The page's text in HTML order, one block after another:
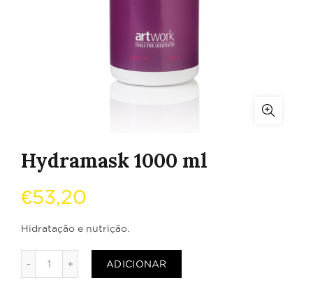
Hydramask 1000 ml
€53,20
Hidratação e nutrição.
ADICIONAR